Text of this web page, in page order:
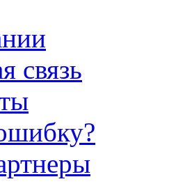
связь